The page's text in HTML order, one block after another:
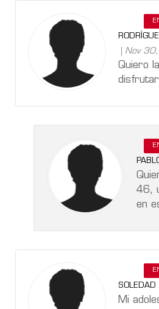
Nov
Quiero
46,
en
SOLEDAD
Mi